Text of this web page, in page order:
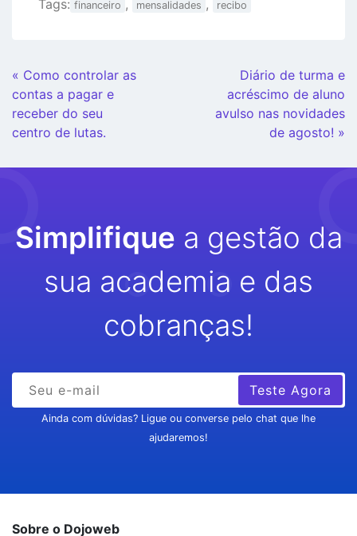
Tags: financeiro , mensalidades , recibo
Continue
Lendo
« Como controlar as
contas a pagar e
receber do seu
centro de lutas.
Diário de turma e
acréscimo de aluno
avulso nas novidades
de agosto! »
Simplifique a gestão da
sua academia e das
cobranças!
Teste Agora
Ainda com dúvidas? Ligue ou converse pelo chat que lhe
ajudaremos!
Sobre o Dojoweb